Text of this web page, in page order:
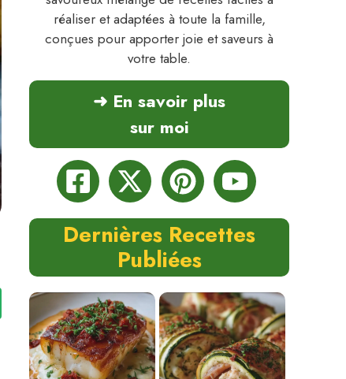
réaliser et adaptées à toute la famille,
conçues pour apporter joie et saveurs à
votre table.
➜ En savoir plus
sur moi
Dernières Recettes
Publiées